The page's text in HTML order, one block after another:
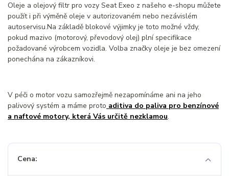
Oleje a olejový filtr pro vozy Seat Exeo z našeho e-shopu můžete
použít i při výměně oleje v autorizovaném nebo nezávislém
autoservisu.Na základě blokové výjimky je toto možné vždy,
pokud mazivo (motorový, převodový olej) plní specifikace
požadované výrobcem vozidla. Volba značky oleje je bez omezení
ponechána na zákazníkovi.
V péči o motor vozu samozřejmě nezapomínáme ani na jeho
palivový systém a máme proto aditiva do paliva pro benzínové
a naftové motory, která Vás určitě nezklamou.
Cena: